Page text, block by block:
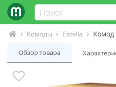
Интернет-магазин матрасов и
Комоды Estella Комод
Обзор товара